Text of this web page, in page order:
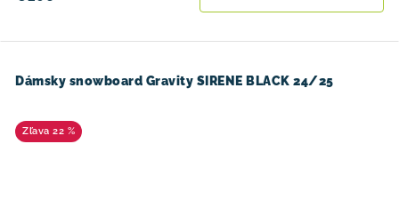
Dámsky snowboard Gravity SIRENE BLACK 24/25
22 %